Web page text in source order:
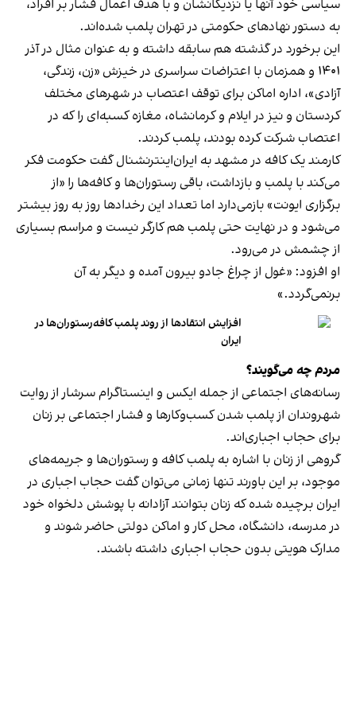
سیاسی خود آنها یا نزدیکانشان و با هدف اعمال فشار بر افراد،
به دستور نهادهای حکومتی در تهران پلمب شده‌اند.
این برخورد در گذشته هم سابقه داشته و به عنوان مثال در آذر
۱۴۰۱ و همزمان با اعتراضات سراسری در خیزش «زن، زندگی،
آزادی»، اداره اماکن برای توقف اعتصاب در شهرهای مختلف
کردستان و نیز در ایلام و کرمانشاه، مغازه کسبه‌ای را که در
اعتصاب شرکت کرده بودند، پلمب کردند.
کارمند یک کافه در مشهد به ایران‌اینترنشنال گفت حکومت فکر
می‌کند با پلمب و بازداشت، باقی رستوران‌ها و کافه‌ها را «از
برگزاری ایونت» بازمی‌دارد اما تعداد این رخدادها روز به روز بیشتر
می‌شود و در نهایت حتی پلمب هم کارگر نیست و مراسم بسیاری
از چشمش در می‌رود.
او افزود: «غول از چراغ جادو بیرون آمده و دیگر به آن
برنمی‎‌گردد.»
افزایش انتقادها از روند پلمب کافه‌رستوران‌ها در
ایران
مردم چه می‌گویند؟
رسانه‎‌های اجتماعی از جمله ایکس و اینستاگرام سرشار از روایت
شهروندان از پلمب شدن کسب‌وکارها و فشار اجتماعی بر زنان
برای حجاب اجباری‌اند.
گروهی از زنان با اشاره به پلمب کافه و رستوران‌ها و جریمه‌های
موجود، بر این باورند تنها زمانی می‌توان گفت حجاب اجباری در
ایران برچیده شده که زنان بتوانند آزادانه با پوشش دلخواه خود
در مدرسه، دانشگاه، محل کار و اماکن دولتی حاضر شوند و
مدارک هویتی بدون حجاب اجباری داشته باشند.